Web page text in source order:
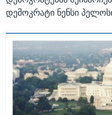
დემოკრატი ნენსი